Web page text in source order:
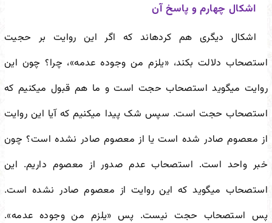
اشکال چهارم و پاسخ آن
اشکال دیگری هم کردهاند که اگر این روایت بر حجیت
استصحاب دلالت بکند، «یلزم من وجوده عدمه»، چرا؟ چون این
روایت میگوید استصحاب حجت است و ما هم قبول میکنیم که
استصحاب حجت است. سپس شک پیدا میکنیم که آیا این روایت
از معصوم صادر شده است یا از معصوم صادر نشده است؟ چون
خبر واحد است. استصحاب عدم صدور از معصوم داریم. این
استصحاب میگوید که این روایت از معصوم صادر نشده است.
پس استصحاب حجت نیست. پس «یلزم من وجوده عدمه».